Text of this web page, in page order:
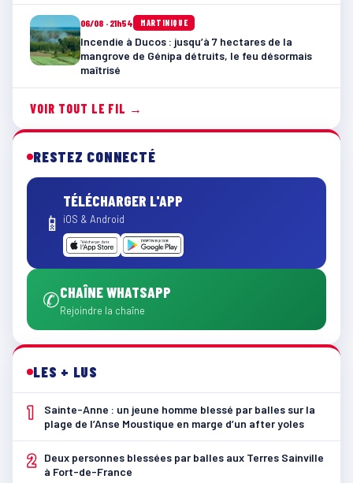
06/08 · 21h54 MARTINIQUE
Incendie à Ducos : jusqu’à 7 hectares de la
mangrove de Génipa détruits, le feu désormais
maîtrisé
VOIR TOUT LE FIL →
RESTEZ CONNECTÉ
📱
TÉLÉCHARGER L'APP
iOS & Android
✆CHAÎNE WHATSAPP
Rejoindre la chaîne
LES + LUS
1
Sainte-Anne : un jeune homme blessé par balles sur la
plage de l’Anse Moustique en marge d’un after yoles
2
Deux personnes blessées par balles aux Terres Sainville
à Fort-de-France